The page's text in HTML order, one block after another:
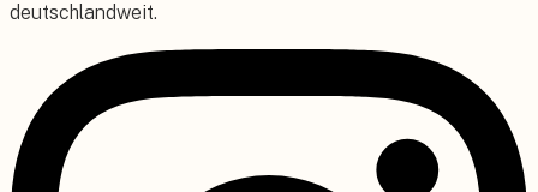
deutschlandweit.